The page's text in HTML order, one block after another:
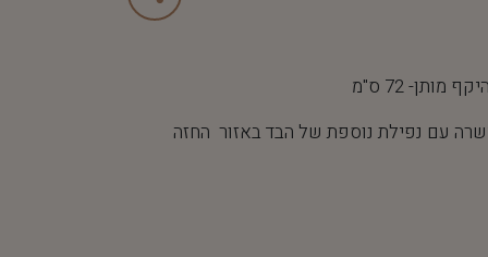
עם נפילת נוספת של הבד באזור החזה